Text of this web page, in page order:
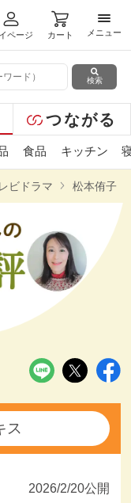
ページ カート
メニ
メニュー
検索
つながる
食品 キッチン
ビドラマ 松本侑子さ
ス
2026/2/20公開